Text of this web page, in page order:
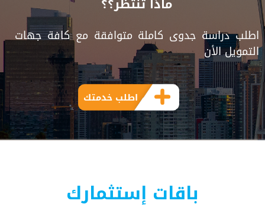
اطلب دراسة جدوى كاملة متوافقة مع كافة جهات
التمويل الأن
اطلب خدمتك
باقات إستثمارك